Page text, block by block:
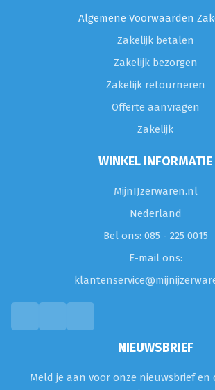
Algemene Voorwaarden
Zakelijk betalen
Zakelijk bezorgen
Zakelijk retourneren
Offerte aanvragen
Zakelijk
WINKEL INFORMATIE
MijnIJzerwaren.nl
Nederland
Bel ons: 085 - 225 0015
E-mail ons:
NIEUWSBRIEF
Meld je aan voor onze nieuwsbrief en